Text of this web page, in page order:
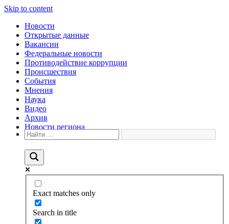
Skip to content
Новости
Открытые данные
Вакансии
Федеральные новости
Противодействие коррупции
Происшествия
События
Мнения
Наука
Видео
Архив
Новости региона
Exact matches only
Search in title